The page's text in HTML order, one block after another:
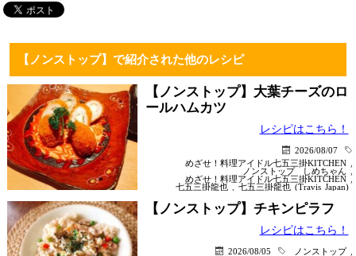
【ノンストップ】で紹介された他のレシピ
【ノンストップ】大葉チーズのロ
ールハムカツ
レシピはこちら！
2026/08/07
めざせ！料理アイドル七五三掛KITCHEN
ノンストップ
しめちゃん ,
めざせ！料理アイドル七五三掛KITCHEN ,
七五三掛龍也
七五三掛龍也 (Travis Japan)
【ノンストップ】チキンピラフ
レシピはこちら！
2026/08/05 ノンストップ